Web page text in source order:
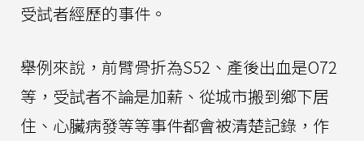
受試者經歷的事件。
舉例來說，前臂骨折為S52、產後出血是O72
等，受試者不論是加薪、從城市搬到鄉下居
住、心臟病發等等事件都會被清楚記錄，作